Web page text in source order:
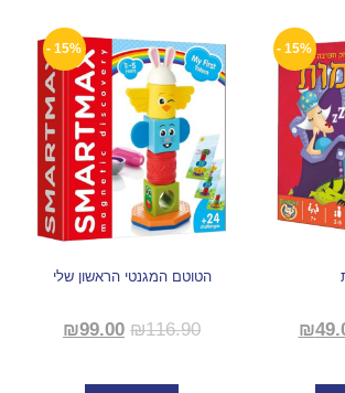
15% -
₪
15% -
הטוטם המגנטי הראשון שלי
₪116.90
₪99.00